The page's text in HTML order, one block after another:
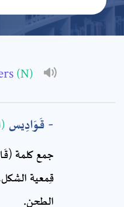
(N)
قَوَادِيس
جمع كلمة
قِمعية
الطحن‏.